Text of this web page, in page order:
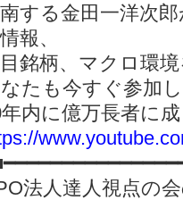
する金田一洋次
報、
銘柄、マクロ環
たも今すぐ参加
内に億万長者に
法人達人視点の